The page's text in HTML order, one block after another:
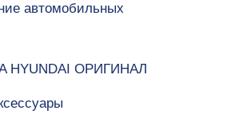
автомобильных
HYUNDAI ОРИГИНАЛ